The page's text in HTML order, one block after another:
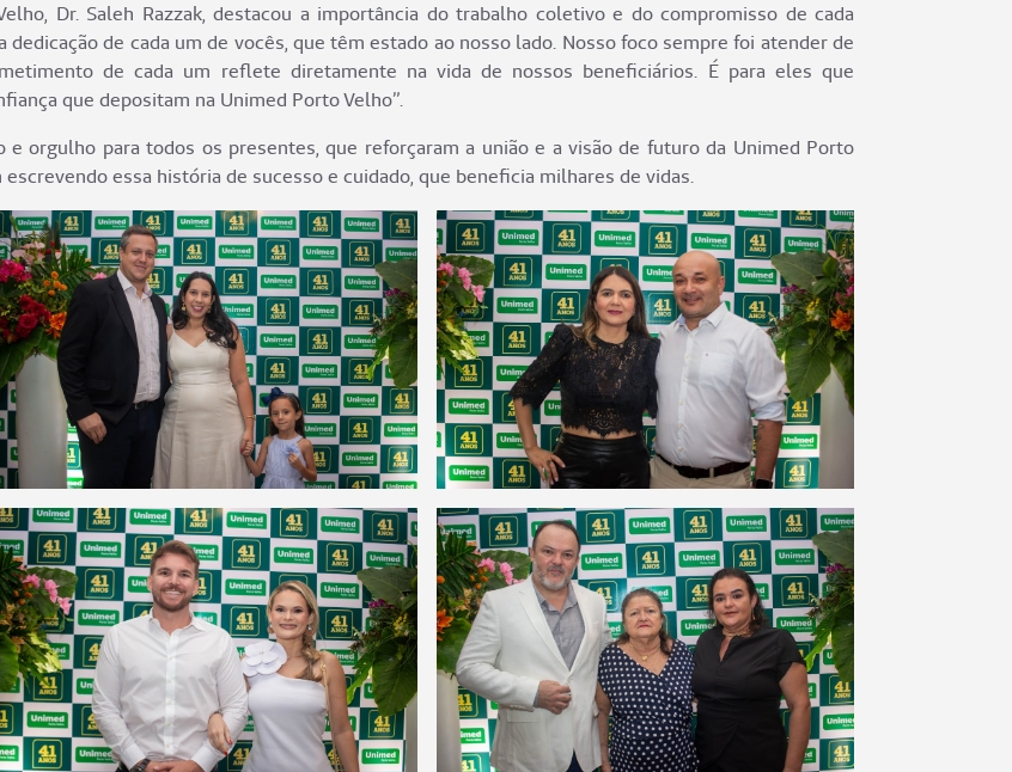
Dr. Saleh Razzak, destacou a importância do trabalho coletivo e do compromisso de cada
dedicação de cada um de vocês, que têm estado ao nosso lado. Nosso foco sempre foi atender de
de cada um reflete diretamente na vida de nossos beneficiários. É para eles que
que depositam na Unimed Porto Velho”.
orgulho para todos os presentes, que reforçaram a união e a visão de futuro da Unimed Porto
essa história de sucesso e cuidado, que beneficia milhares de vidas.